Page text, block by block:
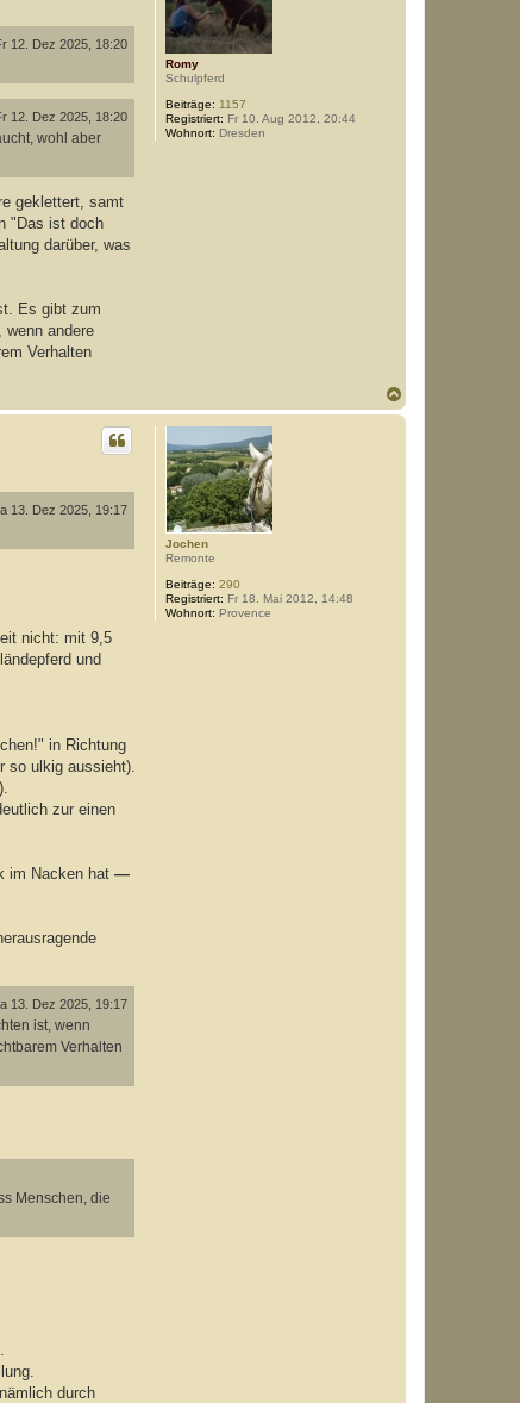
Romy
Schulpferd
Beiträge: 1157
Registriert: Fr 10. Aug 2012, 20:44
Wohnort: Dresden
12. Dez 2025, 18:20
12. Dez 2025, 18:20
wohl aber
geklettert, samt
"Das ist doch
darüber, was
Es gibt zum
andere
Verhalten
a
Jochen
Remonte
Beiträge: 290
Registriert: Fr 18. Mai 2012, 14:48
Wohnort: Provence
13. Dez 2025, 19:17
nicht: mit 9,5
und
in Richtung
so ulkig aussieht).
zur einen
im Nacken hat —
13. Dez 2025, 19:17
ist, wenn
Verhalten
Menschen, die
durch